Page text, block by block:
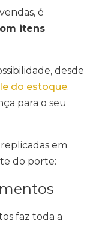
é
itens
desde
do estoque.
para o seu
em
do porte:
faz toda a